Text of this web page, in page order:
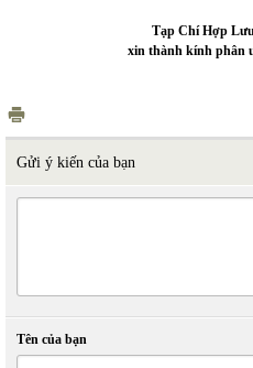
Tạp Chí Hợp
xin thành kính phân
Gửi ý kiến của bạn
Tên của bạn